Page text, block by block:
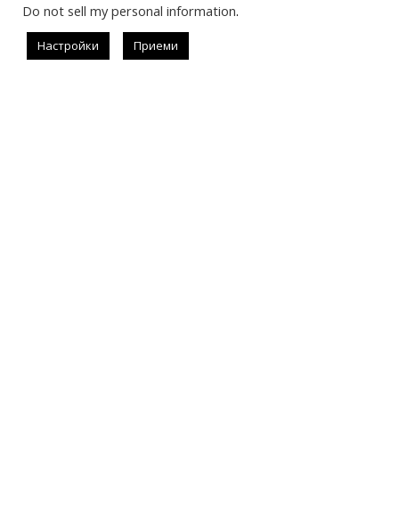
Do not sell my personal information.
Настройки Приеми